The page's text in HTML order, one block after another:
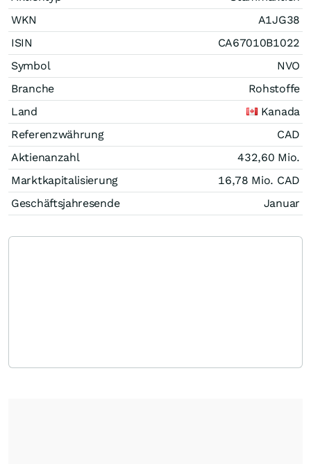
WKN
A1JG38
ISIN
CA67010B1022
Symbol
NVO
Branche
Rohstoffe
Land
Kanada
Referenzwährung
CAD
Aktienanzahl
432,60 Mio.
Marktkapitalisierung
16,78 Mio. CAD
Geschäftsjahresende
Januar